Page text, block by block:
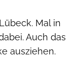
Mal in
Auch das
ausziehen.